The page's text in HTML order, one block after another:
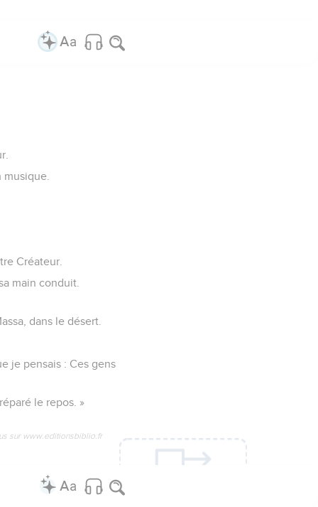
Créateur.
main conduit.
dans le désert.
je pensais : Ces gens
le repos. »
sur www.editionsbiblio.fr